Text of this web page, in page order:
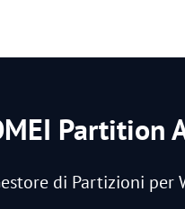
Partition
di Partizioni per